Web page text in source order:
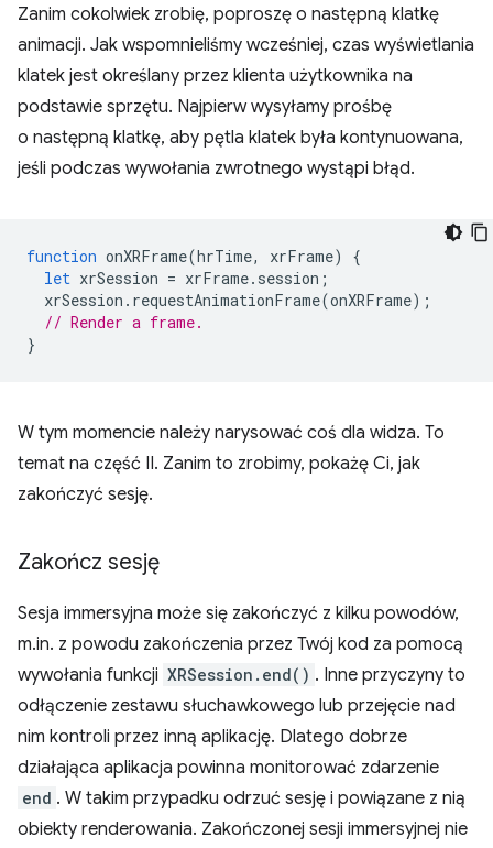
Zanim cokolwiek zrobię, poproszę o następną klatkę
animacji. Jak wspomnieliśmy wcześniej, czas wyświetlania
klatek jest określany przez klienta użytkownika na
podstawie sprzętu. Najpierw wysyłamy prośbę
o następną klatkę, aby pętla klatek była kontynuowana,
jeśli podczas wywołania zwrotnego wystąpi błąd.
function onXRFrame(hrTime, xrFrame)
{
let xrSession = xrFrame. session ;
xrSession . requestAnimationFrame(onXRFrame);
// Render a frame.
}
W tym momencie należy narysować coś dla widza. To
temat na część II. Zanim to zrobimy, pokażę Ci, jak
zakończyć sesję.
Zakończ sesję
Sesja immersyjna może się zakończyć z kilku powodów,
m.in. z powodu zakończenia przez Twój kod za pomocą
wywołania funkcji XRSession.end() . Inne przyczyny to
odłączenie zestawu słuchawkowego lub przejęcie nad
nim kontroli przez inną aplikację. Dlatego dobrze
działająca aplikacja powinna monitorować zdarzenie
end . W takim przypadku odrzuć sesję i powiązane z nią
obiekty renderowania. Zakończonej sesji immersyjnej nie